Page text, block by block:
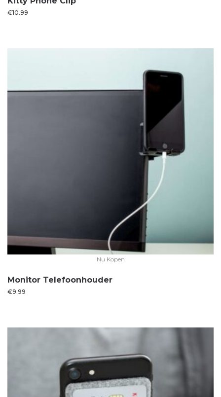
€10.99
Nu Kopen
Monitor Telefoonhouder
€9.99